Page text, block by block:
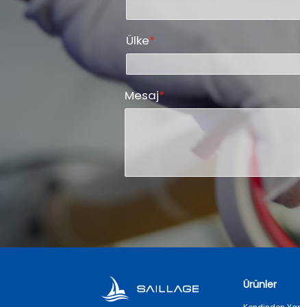
Ülke*
Mesaj*
Ürünler